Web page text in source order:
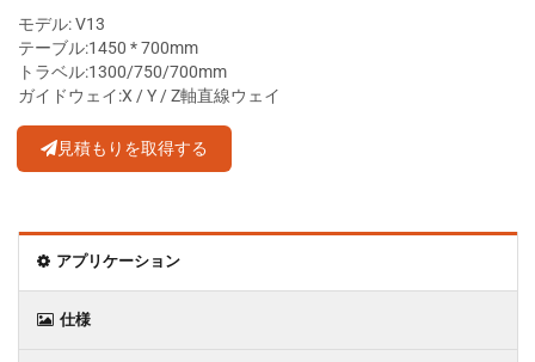
モデル: V13
テーブル:1450 * 700mm
トラベル:1300/750/700mm
ガイドウェイ:X / Y / Z軸直線ウェイ
見積もりを取得する
アプリケーション
仕様